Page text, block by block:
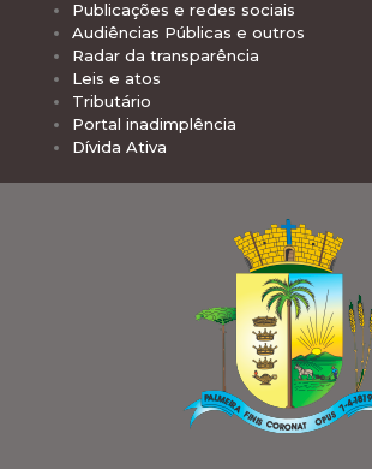
Publicações e redes sociais
Audiências Públicas e outros
Radar da transparência
Leis e atos
Tributário
Portal inadimplência
Dívida Ativa